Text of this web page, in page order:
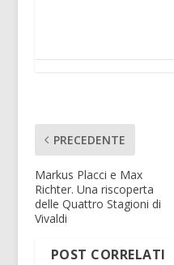
PRECEDENTE
Markus Placci e Max
Richter. Una riscoperta
delle Quattro Stagioni di
Vivaldi
POST CORRELATI